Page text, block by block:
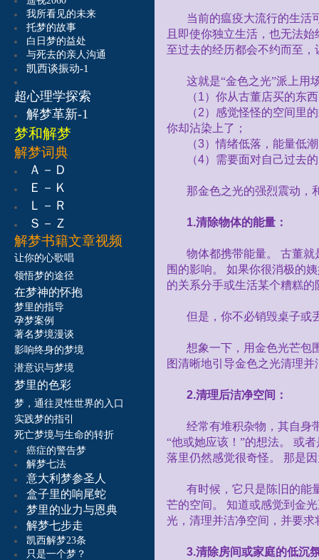
我所看见的未来
托梦的故事
白日梦的益处
与死去的亲人沟通
凯西谈振动-1
超心理学探索
解梦革新-1
梦和解梦
解梦词典
Ａ－Ｄ
Ｅ－Ｋ
Ｌ－Ｒ
Ｓ－Ｚ
解梦书籍文章视频
让你的心歌唱
领悟梦的途径
在梦神的怀抱
梦里的指导
孕梦案例
著名梦境漫谈
影响终身的梦境
潜意识与梦境
梦里的色彩
梦，通往灵性世界的入口
实践梦的指引
死亡梦境与生命的转折
癌症的警告梦
解梦七法
意大利梦参圣人
盒子里的响尾蛇
梦里的业力与恩典
解梦七步走
凯西解梦23条
只是一个梦？
当前的瘟疫大流行的生活
且即使你独立生活，也无法
至过去的经历都会不约而至
这就是“金色之光”派上用
（1）你从古董店买的东
（2）感觉怪怪的空间里
你却沾染上了；
（3）情绪低落，能量低
（4）需要面对自己过去
那金色之光的强烈震动，
1.清除物体的能量：
物体都携带能量。
古董就
围的影响。
如果你很消极的
的关系分手或生活某个糟糕
但是，你不必销毁桌子或
想象一下，用金色光芒包
图清晰地引导金色之光清理
2.清理后洁净空间：
经常有堆积杂物，其自身
“他或她应该！”的想法。
或者
落里仍然感觉很奇怪。
那是
有时候，它只是陈旧的能
芒的空间。
知道或感觉到金
光，清理并洁净空间，并要
3.清除房间或家庭的低沉